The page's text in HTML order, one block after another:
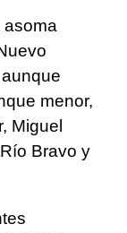
asoma
menor,
Miguel
Bravo y